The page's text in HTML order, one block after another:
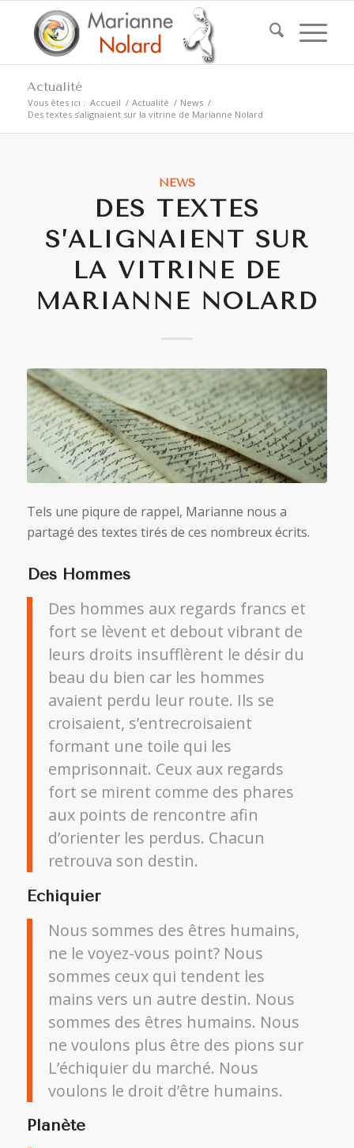
Actualité
Vous êtes ici : Accueil / Actualité / News /
Des textes s’alignaient sur la vitrine de Marianne Nolard
NEWS
DES TEXTES
S’ALIGNAIENT SUR
LA VITRINE DE
MARIANNE NOLARD
Tels une piqure de rappel, Marianne nous a
partagé des textes tirés de ces nombreux écrits.
Des Hommes
Des hommes aux regards francs et
fort se lèvent et debout vibrant de
leurs droits insufflèrent le désir du
beau du bien car les hommes
avaient perdu leur route. Ils se
croisaient, s’entrecroisaient
formant une toile qui les
emprisonnait. Ceux aux regards
fort se mirent comme des phares
aux points de rencontre afin
d’orienter les perdus. Chacun
retrouva son destin.
Échiquier
Nous sommes des êtres humains,
ne le voyez-vous point? Nous
sommes ceux qui tendent les
mains vers un autre destin. Nous
sommes des êtres humains. Nous
ne voulons plus être des pions sur
L’échiquier du marché. Nous
voulons le droit d’être humains.
Planète